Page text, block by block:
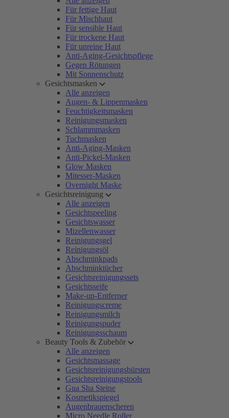
Für fettige Haut
Für Mischhaut
Für sensible Haut
Für trockene Haut
Für unreine Haut
Anti-Aging-Gesichtspflege
Gegen Rötungen
Mit Sonnenschutz
Gesichtsmasken
Alle anzeigen
Augen- & Lippenmasken
Feuchtigkeitsmasken
Reinigungsmasken
Schlammmasken
Tuchmasken
Anti-Aging-Masken
Anti-Pickel-Masken
Glow Masken
Mitesser-Masken
Overnight Maske
Gesichtsreinigung
Alle anzeigen
Gesichtspeeling
Gesichtswasser
Mizellenwasser
Reinigungsgel
Reinigungsöl
Abschminkpads
Abschminktücher
Gesichtsreinigungssets
Gesichtsseife
Make-up-Entferner
Reinigungscreme
Reinigungsmilch
Reinigungspuder
Reinigungsschaum
Beauty Tools & Zubehör
Alle anzeigen
Gesichtsmassage
Gesichtsreinigungsbürsten
Gesichtsreinigungstools
Gua Sha Steine
Kosmetikspiegel
Augenbrauenscheren
Micro Needle Roller